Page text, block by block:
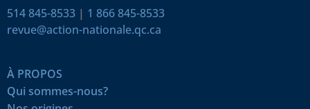
514 845-8533 | 1 866 845-8533
revue@action-nationale.qc.ca
À PROPOS
Qui sommes-nous?